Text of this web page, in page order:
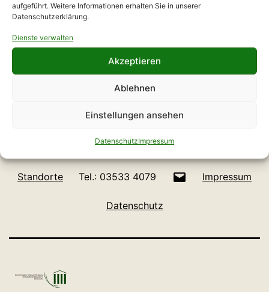
aufgeführt. Weitere Informationen erhalten Sie in unserer
Datenschutzerklärung.
Dienste verwalten
Akzeptieren
Ablehnen
Einstellungen ansehen
DatenschutzImpressum
GVFB „Ergolino“
Die kreative Medienwerkstatt zum Aufholen
Standorte Tel.: 03533 4079 Impressum
Datenschutz